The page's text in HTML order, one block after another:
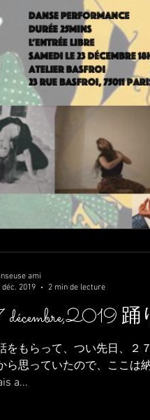
le 27
をもらって、つい先日、２
ら思っていたので、ここは
a...
ami
déc. 2019
2 min de lecture